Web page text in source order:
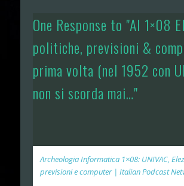
One Response to "AI 1×08
politiche, previsioni &
prima volta (nel 1952 con
non si scorda mai…"
Archeologia Informatica 1×08: UNIVAC,
previsioni e computer | Italian Podcast